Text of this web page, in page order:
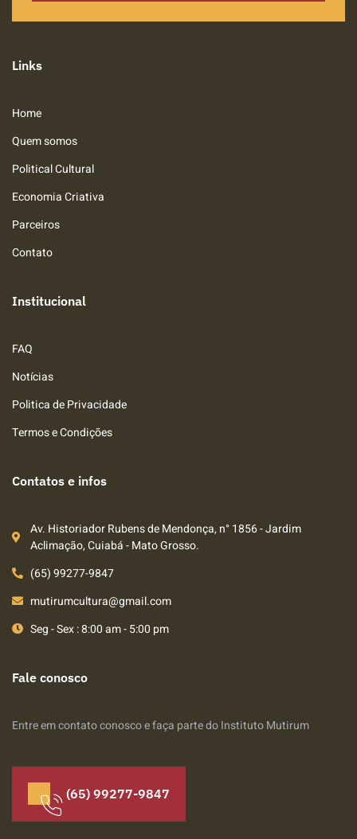
Links
Home
Quem somos
Political Cultural
Economia Criativa
Parceiros
Contato
Institucional
FAQ
Notícias
Politica de Privacidade
Termos e Condições
Contatos e infos
Av. Historiador Rubens de Mendonça, n° 1856 - Jardim
Aclimação, Cuiabá - Mato Grosso.
(65) 99277-9847
mutirumcultura@gmail.com
Seg - Sex : 8:00 am - 5:00 pm
Fale conosco
Entre em contato conosco e faça parte do Instituto Mutirum
(65) 99277-9847